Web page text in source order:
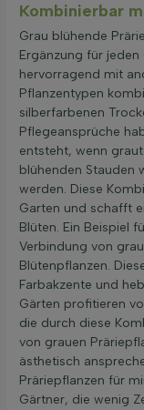
Kombinierbar
Grau blühende
Ergänzung für jeden
hervorragend mit
Pflanzentypen
silberfarbenen
Pflegeansprüche
entsteht, wenn
blühenden Stauden
werden. Diese
Garten und schafft
Blüten. Ein Beispiel
Verbindung von
Blütenpflanzen.
Farbakzente und
Gärten profitieren
die durch diese
von grauen
ästhetisch
Präriepflanzen für
Gärtner, die wenig